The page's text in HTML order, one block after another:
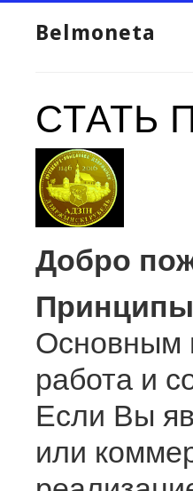
Belmoneta
СТАТЬ
Добро
Основным
работа и
Если Вы
или